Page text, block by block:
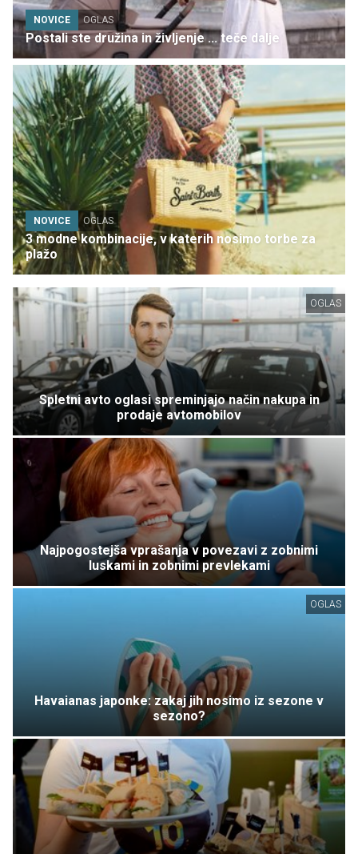
NOVICE OGLAS
Postali ste družina in življenje ... teče dalje
NOVICE OGLAS
3 modne kombinacije, v katerih nosimo torbe za
plažo
OGLAS
Spletni avto oglasi spreminjajo način nakupa in
prodaje avtomobilov
Najpogostejša vprašanja v povezavi z zobnimi
luskami in zobnimi prevlekami
OGLAS
Havaianas japonke: zakaj jih nosimo iz sezone v
sezono?